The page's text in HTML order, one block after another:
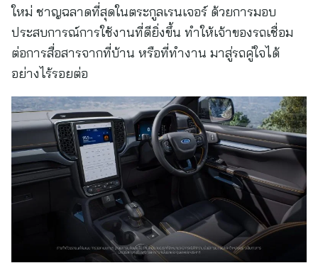
ใหม่ ชาญฉลาดที่สุดในตระกูลเรนเจอร์ ด้วยการมอบ
ประสบการณ์การใช้งานที่ดียิ่งขึ้น ทำให้เจ้าของรถเชื่อม
ต่อการสื่อสารจากที่บ้าน หรือที่ทำงาน มาสู่รถคู่ใจได้
อย่างไร้รอยต่อ